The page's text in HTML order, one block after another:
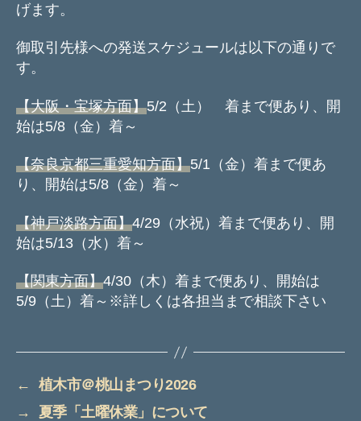
ー
の
げます。
御取引先様への発送スケジュールは以下の通りで
す。
【大阪・宝塚方面】5/2（土） 着まで便あり、開
始は5/8（金）着～
【奈良京都三重愛知方面】5/1（金）着まで便あ
り、開始は5/8（金）着～
【神戸淡路方面】4/29（水祝）着まで便あり、開
始は5/13（水）着～
【関東方面】4/30（木）着まで便あり、開始は
5/9（土）着～※詳しくは各担当まで相談下さい
←
植木市＠桃山まつり2026
→
夏季「土曜休業」について